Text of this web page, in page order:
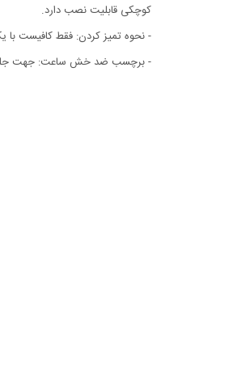
کوچکی قابلیت نصب دارد.
- نحوه تمیز کردن: فقط کافیست با
- برچسب ضد خش ساعت: جهت